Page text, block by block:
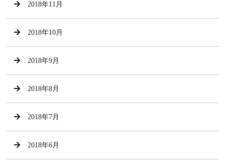
2018年11月
2018年10月
2018年9月
2018年8月
2018年7月
2018年6月